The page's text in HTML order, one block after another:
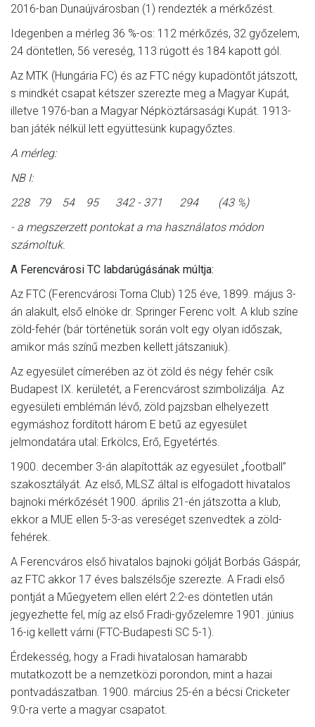
2016-ban Dunaújvárosban (1) rendezték a mérkőzést.
Idegenben a mérleg 36 %-os: 112 mérkőzés, 32 győzelem,
24 döntetlen, 56 vereség, 113 rúgott és 184 kapott gól.
Az MTK (Hungária FC) és az FTC négy kupadöntőt játszott,
s mindkét csapat kétszer szerezte meg a Magyar Kupát,
illetve 1976-ban a Magyar Népköztársasági Kupát. 1913-
ban játék nélkül lett együttesünk kupagyőztes.
A mérleg:
NB I:
228 79 54 95 342 - 371 294 (43 %)
- a megszerzett pontokat a ma használatos módon
számoltuk.
A Ferencvárosi TC labdarúgásának múltja:
Az FTC (Ferencvárosi Torna Club) 125 éve, 1899. május 3-
án alakult, első elnöke dr. Springer Ferenc volt. A klub színe
zöld-fehér (bár történetük során volt egy olyan időszak,
amikor más színű mezben kellett játszaniuk).
Az egyesület címerében az öt zöld és négy fehér csík
Budapest IX. kerületét, a Ferencvárost szimbolizálja. Az
egyesületi emblémán lévő, zöld pajzsban elhelyezett
egymáshoz fordított három E betű az egyesület
jelmondatára utal: Erkölcs, Erő, Egyetértés.
1900. december 3-án alapították az egyesület „football”
szakosztályát. Az első, MLSZ által is elfogadott hivatalos
bajnoki mérkőzését 1900. április 21-én játszotta a klub,
ekkor a MUE ellen 5-3-as vereséget szenvedtek a zöld-
fehérek.
A Ferencváros első hivatalos bajnoki gólját Borbás Gáspár,
az FTC akkor 17 éves balszélsője szerezte. A Fradi első
pontját a Műegyetem ellen elért 2:2-es döntetlen után
jegyezhette fel, míg az első Fradi-győzelemre 1901. június
16-ig kellett várni (FTC-Budapesti SC 5-1).
Érdekesség, hogy a Fradi hivatalosan hamarabb
mutatkozott be a nemzetközi porondon, mint a hazai
pontvadászatban. 1900. március 25-én a bécsi Cricketer
9:0-ra verte a magyar csapatot.